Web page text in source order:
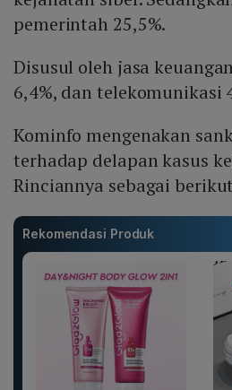
pemerintah 25,5%.
Disusul oleh jasa
6,4%, dan telekomunikasi
Kominfo mengenakan
terhadap delapan kasus
Rinciannya sebagai
Rekomendasi Produk